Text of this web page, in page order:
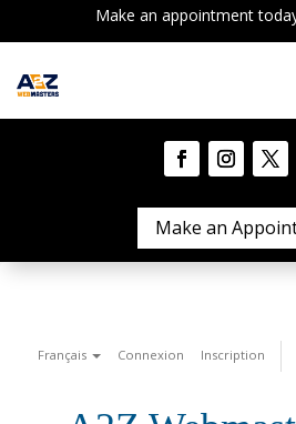
Make an appointment
Make an
Français Connexion Inscription